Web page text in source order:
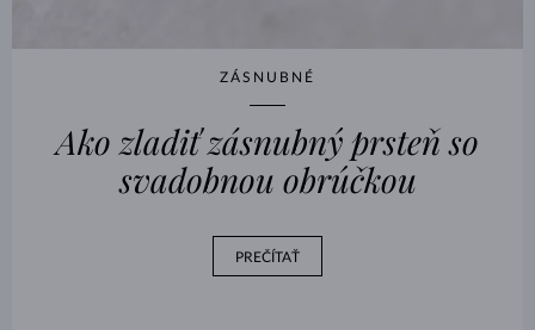
ZÁSNUBNÉ
Ako zladiť zásnubný prsteň so
svadobnou obrúčkou
PREČÍTAŤ